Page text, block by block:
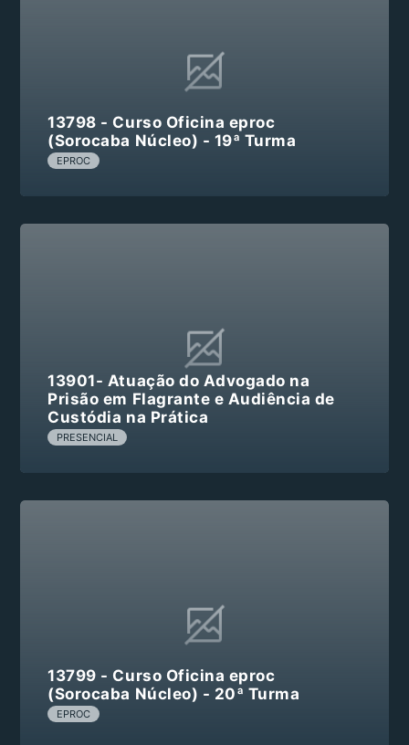
13798 - Curso Oficina eproc
(Sorocaba Núcleo) - 19ª Turma
EPROC
13901- Atuação do Advogado na
Prisão em Flagrante e Audiência de
Custódia na Prática
PRESENCIAL
13799 - Curso Oficina eproc
(Sorocaba Núcleo) - 20ª Turma
EPROC